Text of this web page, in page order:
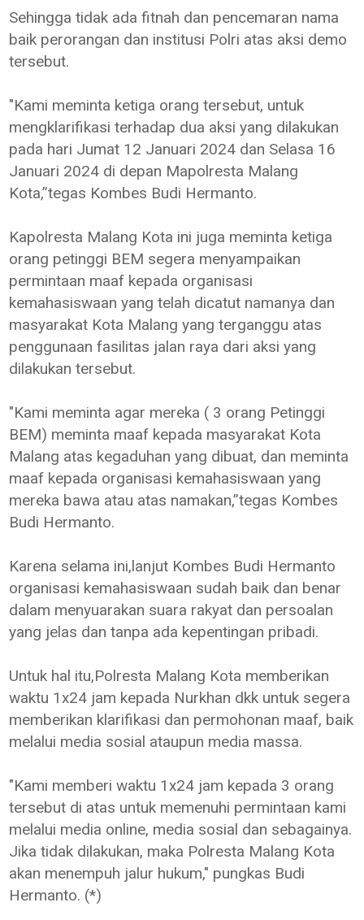
Sehingga tidak ada fitnah dan pencemaran nama
baik perorangan dan institusi Polri atas aksi demo
tersebut.
"Kami meminta ketiga orang tersebut, untuk
mengklarifikasi terhadap dua aksi yang dilakukan
pada hari Jumat 12 Januari 2024 dan Selasa 16
Januari 2024 di depan Mapolresta Malang
Kota,”tegas Kombes Budi Hermanto.
Kapolresta Malang Kota ini juga meminta ketiga
orang petinggi BEM segera menyampaikan
permintaan maaf kepada organisasi
kemahasiswaan yang telah dicatut namanya dan
masyarakat Kota Malang yang terganggu atas
penggunaan fasilitas jalan raya dari aksi yang
dilakukan tersebut.
"Kami meminta agar mereka ( 3 orang Petinggi
BEM) meminta maaf kepada masyarakat Kota
Malang atas kegaduhan yang dibuat, dan meminta
maaf kepada organisasi kemahasiswaan yang
mereka bawa atau atas namakan,”tegas Kombes
Budi Hermanto.
Karena selama ini,lanjut Kombes Budi Hermanto
organisasi kemahasiswaan sudah baik dan benar
dalam menyuarakan suara rakyat dan persoalan
yang jelas dan tanpa ada kepentingan pribadi.
Untuk hal itu,Polresta Malang Kota memberikan
waktu 1x24 jam kepada Nurkhan dkk untuk segera
memberikan klarifikasi dan permohonan maaf, baik
melalui media sosial ataupun media massa.
"Kami memberi waktu 1x24 jam kepada 3 orang
tersebut di atas untuk memenuhi permintaan kami
melalui media online, media sosial dan sebagainya.
Jika tidak dilakukan, maka Polresta Malang Kota
akan menempuh jalur hukum," pungkas Budi
Hermanto. (*)